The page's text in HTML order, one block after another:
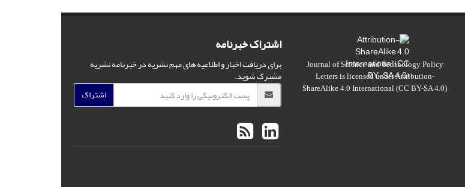
Journal of Science and Technology Policy
Lettersis licensed underAttribution-
ShareAlike 4.0 International (CC BY-SA 4.0)
اشتراک خبرنامه
برای دریافت اخبار و اطلاعیه های مهم نشریه در خبرنامه نشریه
مشترک شوید.
اشتراک